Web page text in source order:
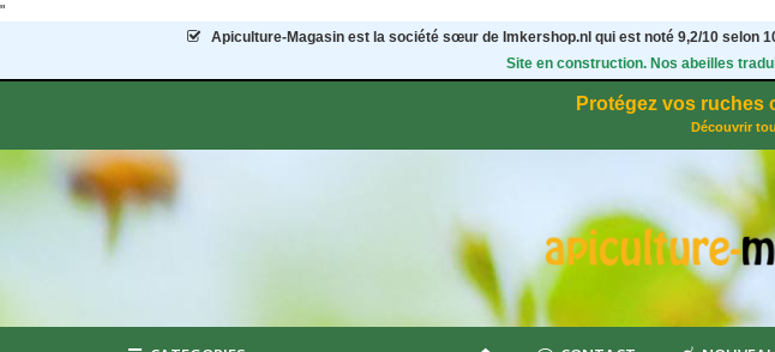
"
Apiculture-Magasin est la société sœur de Imkershop.nl qui est noté 9,2/10 selon
Site en construction. Nos abeilles
Protégez vos ruches
Découvrir